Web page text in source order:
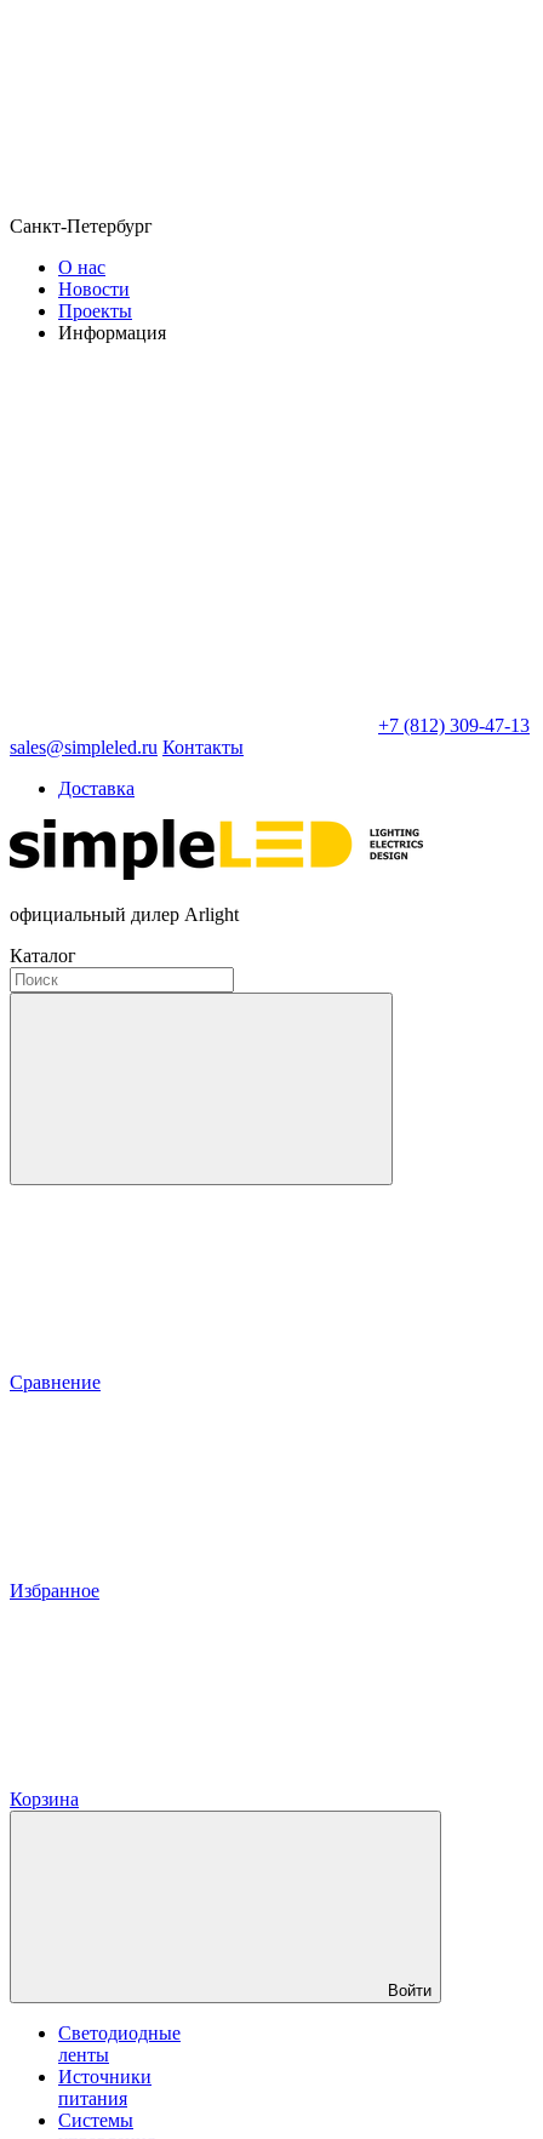
Санкт-Петербург
О нас
Новости
Проекты
Информация
+7 (812) 309-47-13
sales@simpleled.ru Контакты
Доставка
официальный дилер Arlight
Каталог
Сравнение
Избранное
Корзина
Войти
Светодиодные
ленты
Источники
питания
Системы